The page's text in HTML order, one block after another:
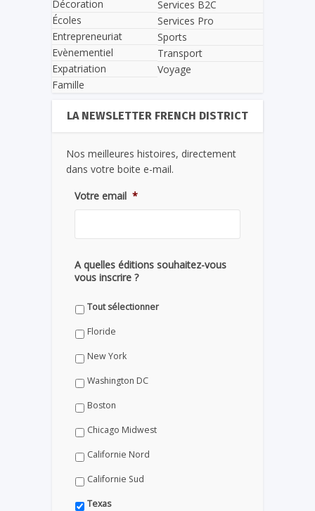
Décoration
Écoles
Entrepreneuriat
Evènementiel
Expatriation
Famille
Services B2C
Services Pro
Sports
Transport
Voyage
LA NEWSLETTER FRENCH DISTRICT
Nos meilleures histoires, directement
dans votre boite e-mail.
Votre email *
A quelles éditions souhaitez-vous
vous inscrire ?
Tout sélectionner
Floride
New York
Washington DC
Boston
Chicago Midwest
Californie Nord
Californie Sud
Texas